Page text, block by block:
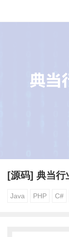
[源码] 典当行
Java PHP C#